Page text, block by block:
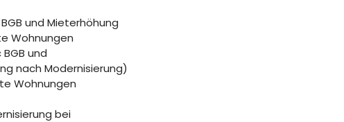
und Mieterhöhung
Wohnungen
und
nach Modernisierung)
Wohnungen
bei